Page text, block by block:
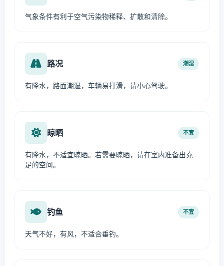
气象条件有利于空气污染物稀释、扩散和清除。
路况 潮湿
有降水，路面潮湿，车辆易打滑，请小心驾驶。
晾晒 不宜
有降水，不适宜晾晒。若需要晾晒，请在室内准备出充
足的空间。
钓鱼 不宜
天气不好，有风，不适合垂钓。